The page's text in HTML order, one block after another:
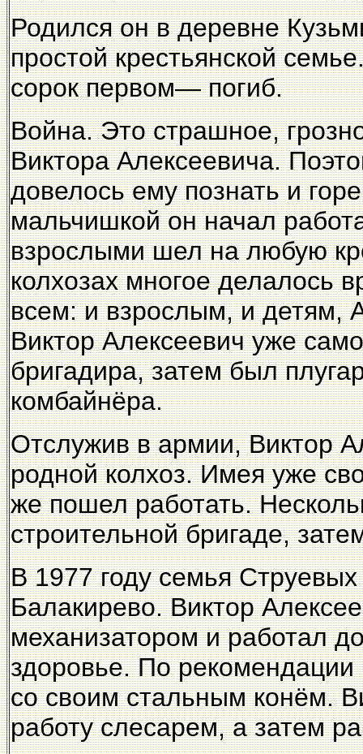
Родился он в деревне
простой крестьянской
сорок первом— погиб.
Война. Это страшное,
Виктора Алексеевича.
довелось ему познать и
мальчишкой он начал
взрослыми шел на любую
колхозах многое делалось
всем: и взрослым, и детям,
Виктор Алексеевич уже
бригадира, затем был
комбайнёра.
Отслужив в армии, Виктор
родной колхоз. Имея уже
же пошел работать.
строительной бригаде,
В 1977 году семья
Балакирево. Виктор
механизатором и работал
здоровье. По
со своим стальным конём.
работу слесарем, а затем